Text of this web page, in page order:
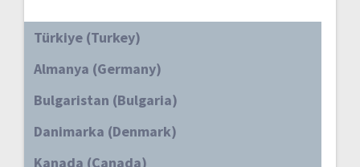
Türkiye (Turkey)
Almanya (Germany)
Bulgaristan (Bulgaria)
Danimarka (Denmark)
Kanada (Canada)